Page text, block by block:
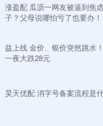
涨盈配 瓜沥一网友被逼到焦
子？父母说哪怕亏了也要办！
益上线 金价、银价突然跳水
一夜大跌28元
昊天优配 消字号备案流程是